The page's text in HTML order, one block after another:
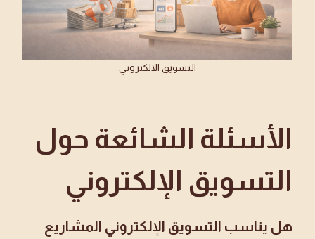
التسويق الالكتروني
الأسئلة الشائعة حول
التسويق الإلكتروني
هل يناسب التسويق الإلكتروني المشاريع